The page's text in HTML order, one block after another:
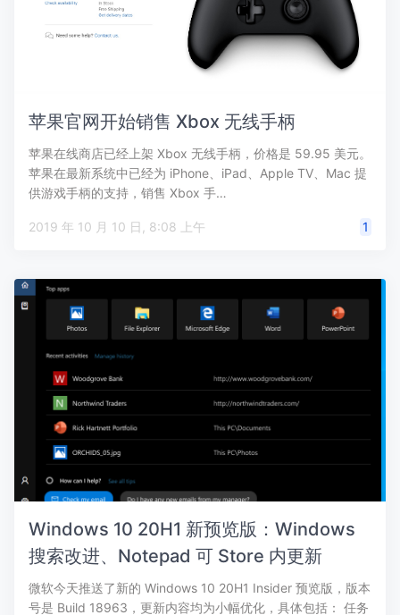
苹果官网开始销售 Xbox 无线手柄
苹果在线商店已经上架 Xbox 无线手柄，价格是 59.95 美元。
苹果在最新系统中已经为 iPhone、iPad、Apple TV、Mac 提
供游戏手柄的支持，销售 Xbox 手…
2019 年 10 月 10 日, 8:08 上午 1
Windows 10 20H1 新预览版：Windows
搜索改进、Notepad 可 Store 内更新
微软今天推送了新的 Windows 10 20H1 Insider 预览版，版本
号是 Build 18963，更新内容均为小幅优化，具体包括： 任务